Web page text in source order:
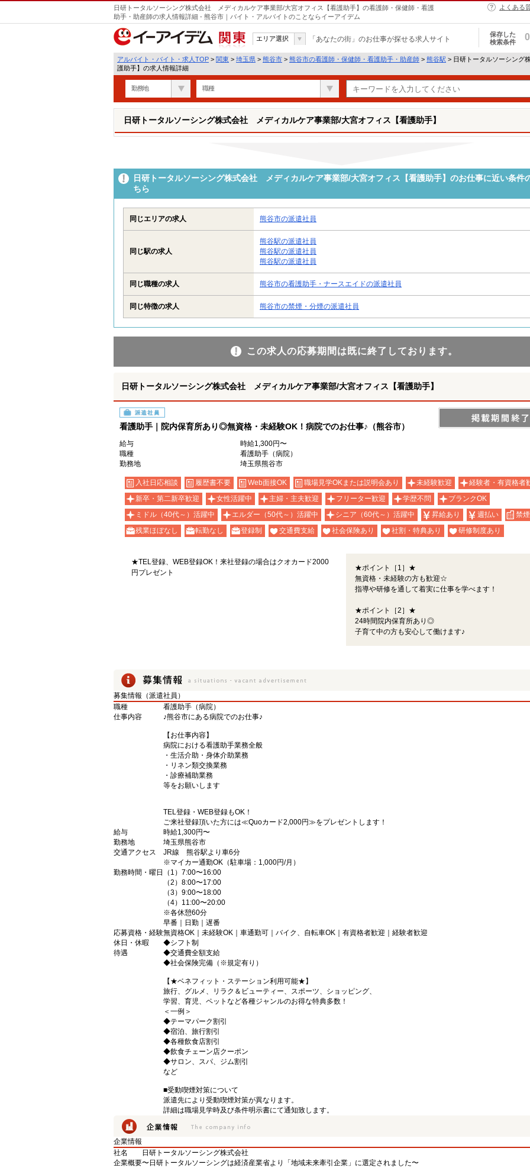
日研トータルソーシング株式会社 メディカルケア事業部/大宮オフィス【看護助手】の看護師・保健師・看護
助手・助産師の求人情報詳細 - 熊谷市｜バイト・アルバイトのことならイーアイデム
よくある
関東
エリア選択 「あなたの街」のお仕事が探せる求人サイト
保存した
検索条件
0
アルバイト・バイト・求人TOP > 関東 > 埼玉県 > 熊谷市 > 熊谷市の看護師・保健師・看護助手・助産師 > 熊谷駅 > 日研トータルソーシング
護助手】の求人情報詳細
勤務地 職種
日研トータルソーシング株式会社 メディカルケア事業部/大宮オフィス【看護助手】
日研トータルソーシング株式会社 メディカルケア事業部/大宮オフィス【看護助手】のお仕事に近い条件
ちら
同じエリアの求人 熊谷市の派遣社員
同じ駅の求人
熊谷駅の派遣社員
熊谷駅の派遣社員
熊谷駅の派遣社員
同じ職種の求人 熊谷市の看護助手・ナースエイドの派遣社員
同じ特徴の求人 熊谷市の禁煙・分煙の派遣社員
この求人の応募期間は既に終了しております。
日研トータルソーシング株式会社 メディカルケア事業部/大宮オフィス【看護助手】
派遣社員
看護助手｜院内保育所あり◎無資格・未経験OK！病院でのお仕事♪（熊谷市）
給与
時給1,300円〜
職種
看護助手（病院）
勤務地
埼玉県熊谷市
入社日応相談 履歴書不要 Web面接OK 職場見学OKまたは説明会あり 未経験歓迎
経験者・有資格者
新卒・第二新卒歓迎
女性活躍中 主婦・主夫歓迎 フリーター歓迎 学歴不問
ブランクOK
ミドル（40代～）活躍中
エルダー（50代～）活躍中 シニア（60代～）活躍中 昇給あり 週払い
禁
残業ほぼなし
転勤なし 登録制 交通費支給 社会保険あり 社割・特典あり 研修制度あり
★TEL登録、WEB登録OK！来社登録の場合はクオカード2000
円プレゼント
★ポイント［1］★
無資格・未経験の方も歓迎☆
指導や研修を通して着実に仕事を学べます！
★ポイント［2］★
24時間院内保育所あり◎
子育て中の方も安心して働けます♪
募集情報（派遣社員）
職種
看護助手（病院）
仕事内容
♪熊谷市にある病院でのお仕事♪
【お仕事内容】
病院における看護助手業務全般
・生活介助・身体介助業務
・リネン類交換業務
・診療補助業務
等をお願いします
TEL登録・WEB登録もOK！
ご来社登録頂いた方には≪Quoカード2,000円≫をプレゼントします！
給与
時給1,300円〜
勤務地
埼玉県熊谷市
交通アクセス
JR線 熊谷駅より車6分
※マイカー通勤OK（駐車場：1,000円/月）
勤務時間・曜日
（1）7:00〜16:00
（2）8:00〜17:00
（3）9:00〜18:00
（4）11:00〜20:00
※各休憩60分
早番｜日勤｜遅番
応募資格・経験無資格OK｜未経験OK｜車通勤可｜バイク、自転車OK｜有資格者歓迎｜経験者歓迎
休日・休暇
◆シフト制
待遇
◆交通費全額支給
◆社会保険完備（※規定有り）
【★ベネフィット・ステーション利用可能★】
旅行、グルメ、リラク＆ビューティー、スポーツ、ショッピング、
学習、育児、ペットなど各種ジャンルのお得な特典多数！
＜一例＞
◆テーマパーク割引
◆宿泊、旅行割引
◆各種飲食店割引
◆飲食チェーン店クーポン
◆サロン、スパ、ジム割引
など
■受動喫煙対策について
派遣先により受動喫煙対策が異なります。
詳細は職場見学時及び条件明示書にて通知致します。
企業情報
社名
日研トータルソーシング株式会社
企業概要〜日研トータルソーシングは経済産業省より「地域未来牽引企業」に選定されました〜